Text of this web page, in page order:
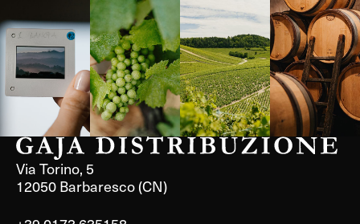
Langa, 1977 Borgogna,
Francia
Borgogna,
Francia
Instagram
Via Torino, 5
12050 Barbaresco (CN)